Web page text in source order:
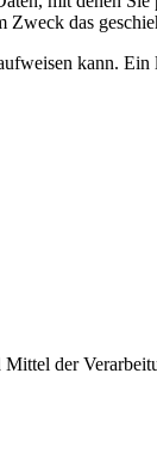
Zweck das
kann.
der